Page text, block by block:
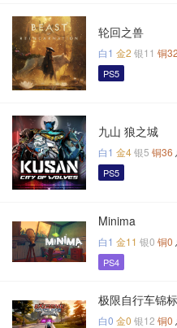
轮回之兽
白1 金2 银11 铜32
PS5
九山 狼之城
白1 金4银5 铜36
PS5
Minima
白1 金11 银0 铜0
PS4
极限自行车锦
白0 金0 银12 铜0